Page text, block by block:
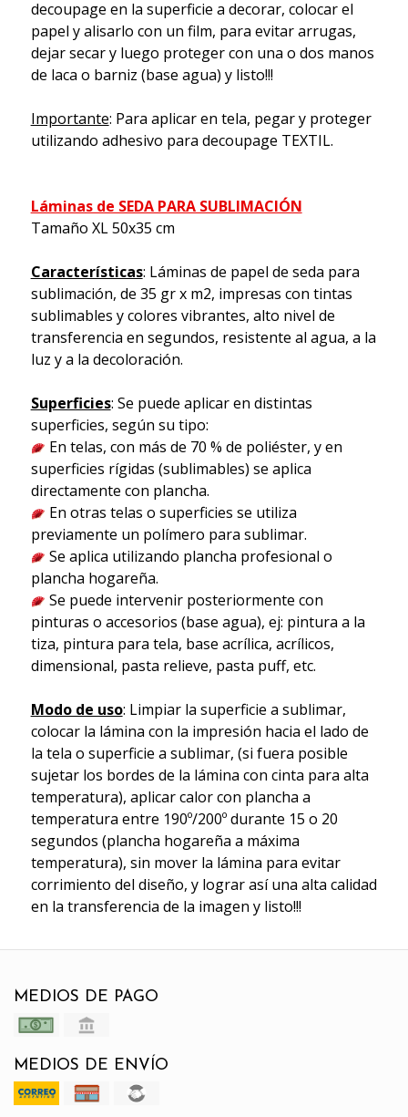
decoupage en la superficie a decorar, colocar el
papel y alisarlo con un film, para evitar arrugas,
dejar secar y luego proteger con una o dos manos
de laca o barniz (base agua) y listo!!!
Importante: Para aplicar en tela, pegar y proteger
utilizando adhesivo para decoupage TEXTIL.
Láminas de SEDA PARA SUBLIMACIÓN
Tamaño XL 50x35 cm
Características: Láminas de papel de seda para
sublimación, de 35 gr x m2, impresas con tintas
sublimables y colores vibrantes, alto nivel de
transferencia en segundos, resistente al agua, a la
luz y a la decoloración.
Superficies: Se puede aplicar en distintas
superficies, según su tipo:
En telas, con más de 70 % de poliéster, y en
superficies rígidas (sublimables) se aplica
directamente con plancha.
En otras telas o superficies se utiliza
previamente un polímero para sublimar.
Se aplica utilizando plancha profesional o
plancha hogareña.
Se puede intervenir posteriormente con
pinturas o accesorios (base agua), ej: pintura a la
tiza, pintura para tela, base acrílica, acrílicos,
dimensional, pasta relieve, pasta puff, etc.
Modo de uso: Limpiar la superficie a sublimar,
colocar la lámina con la impresión hacia el lado de
la tela o superficie a sublimar, (si fuera posible
sujetar los bordes de la lámina con cinta para alta
temperatura), aplicar calor con plancha a
temperatura entre 190º/200º durante 15 o 20
segundos (plancha hogareña a máxima
temperatura), sin mover la lámina para evitar
corrimiento del diseño, y lograr así una alta calidad
en la transferencia de la imagen y listo!!!
MEDIOS DE PAGO
MEDIOS DE ENVÍO